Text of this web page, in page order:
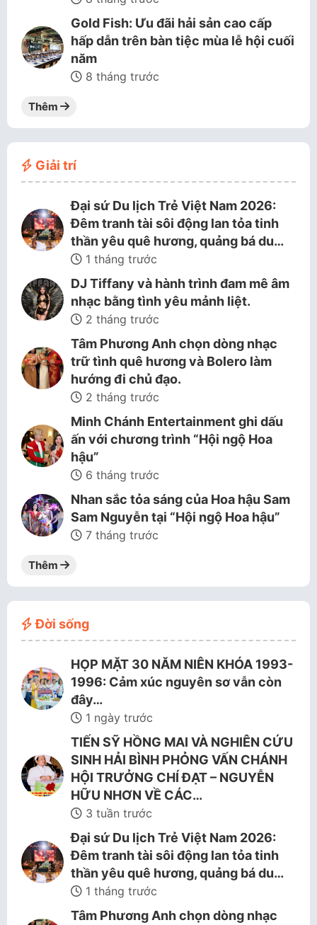
Gold Fish: Ưu đãi hải sản cao cấp
hấp dẫn trên bàn tiệc mùa lễ hội cuối
năm
8 tháng trước
Thêm
Giải trí
Đại sứ Du lịch Trẻ Việt Nam 2026:
Đêm tranh tài sôi động lan tỏa tinh
thần yêu quê hương, quảng bá du…
1 tháng trước
DJ Tiffany và hành trình đam mê âm
nhạc bằng tình yêu mảnh liệt.
2 tháng trước
Tâm Phương Anh chọn dòng nhạc
trữ tình quê hương và Bolero làm
hướng đi chủ đạo.
2 tháng trước
Minh Chánh Entertainment ghi dấu
ấn với chương trình “Hội ngộ Hoa
hậu”
6 tháng trước
Nhan sắc tỏa sáng của Hoa hậu Sam
Sam Nguyễn tại “Hội ngộ Hoa hậu”
7 tháng trước
Thêm
Đời sống
HỌP MẶT 30 NĂM NIÊN KHÓA 1993-
1996: Cảm xúc nguyên sơ vẫn còn
đây…
1 ngày trước
TIẾN SỸ HỒNG MAI VÀ NGHIÊN CỨU
SINH HẢI BÌNH PHỎNG VẤN CHÁNH
HỘI TRƯỞNG CHÍ ĐẠT – NGUYỄN
HỮU NHƠN VỀ CÁC…
3 tuần trước
Đại sứ Du lịch Trẻ Việt Nam 2026:
Đêm tranh tài sôi động lan tỏa tinh
thần yêu quê hương, quảng bá du…
1 tháng trước
Tâm Phương Anh chọn dòng nhạc